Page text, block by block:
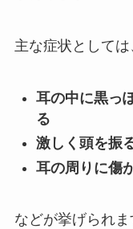
主な症状としては
耳の中に黒っ
る
激しく頭を振
耳の周りに傷
などが挙げられ